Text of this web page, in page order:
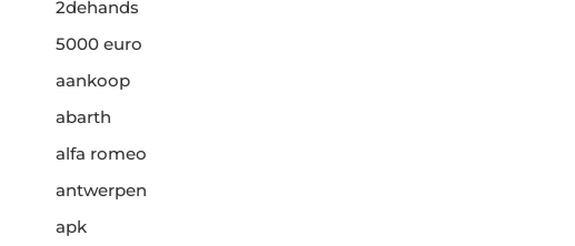
2dehands
5000 euro
aankoop
abarth
alfa romeo
antwerpen
apk